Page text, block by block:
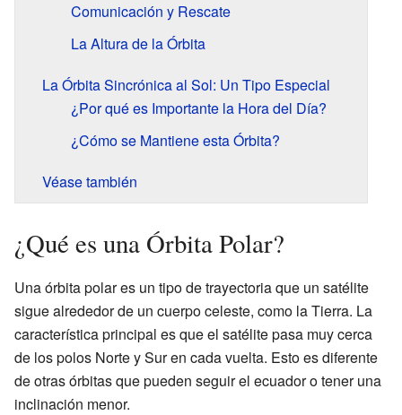
Comunicación y Rescate
La Altura de la Órbita
La Órbita Sincrónica al Sol: Un Tipo Especial
¿Por qué es Importante la Hora del Día?
¿Cómo se Mantiene esta Órbita?
Véase también
¿Qué es una Órbita Polar?
Una órbita polar es un tipo de trayectoria que un satélite
sigue alrededor de un cuerpo celeste, como la Tierra. La
característica principal es que el satélite pasa muy cerca
de los polos Norte y Sur en cada vuelta. Esto es diferente
de otras órbitas que pueden seguir el ecuador o tener una
inclinación menor.